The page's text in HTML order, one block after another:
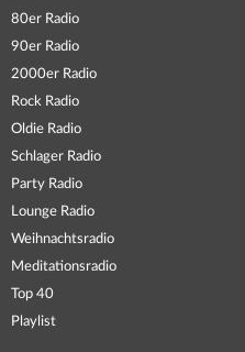
80er Radio
90er Radio
2000er Radio
Rock Radio
Oldie Radio
Schlager Radio
Party Radio
Lounge Radio
Weihnachtsradio
Meditationsradio
Top 40
Playlist